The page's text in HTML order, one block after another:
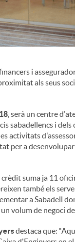
i
als seus
, serà un centre
sabadellencs i
activitats
per a
suma ja 11
també els
a Sabadell
volum de negoci
destaca que: